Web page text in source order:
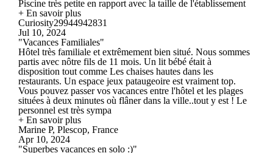
Piscine très petite en rapport avec la taille de l'établissement
+ En savoir plus
Curiosity29944942831
Jul 10, 2024
"Vacances Familiales"
Hôtel très familiale et extrêmement bien situé. Nous sommes
partis avec nôtre fils de 11 mois. Un lit bébé était à
disposition tout comme Les chaises hautes dans les
restaurants. Un espace jeux pataugeoire est vraiment top.
Vous pouvez passer vos vacances entre l'hôtel et les plages
situées à deux minutes où flâner dans la ville..tout y est ! Le
personnel est très sympa
+ En savoir plus
Marine P, Plescop, France
Apr 10, 2024
"Superbes vacances en solo :)"